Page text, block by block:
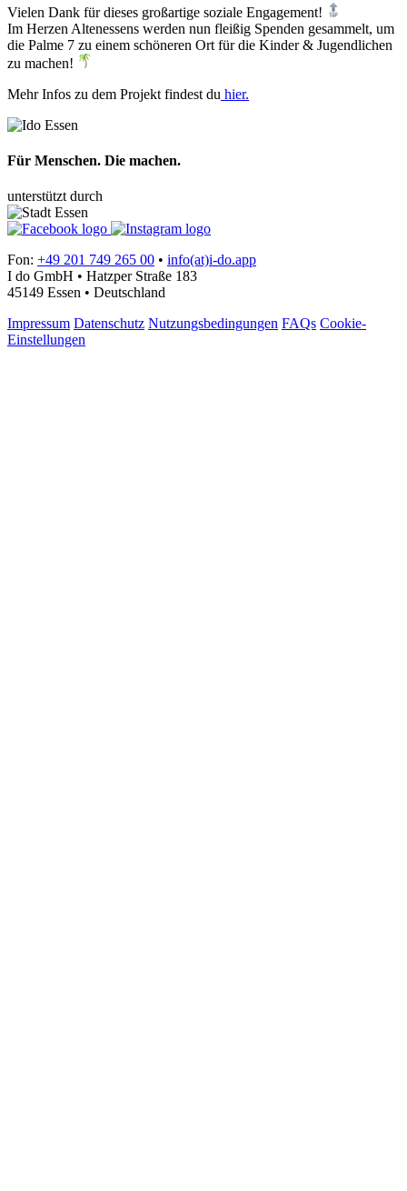
Vielen Dank für dieses großartige soziale Engagement!
Im Herzen Altenessens werden nun fleißig Spenden gesammelt, um
die Palme 7 zu einem schöneren Ort für die Kinder & Jugendlichen
zu machen!
Mehr Infos zu dem Projekt findest du hier.
Für Menschen. Die machen.
unterstützt durch
Fon: +49 201 749 265 00 • info(at)i-do.app
I do GmbH • Hatzper Straße 183
45149 Essen • Deutschland
Impressum Datenschutz Nutzungsbedingungen FAQs Cookie-
Einstellungen